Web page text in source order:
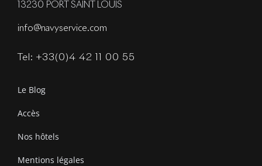
13230 PORT SAINT LOUIS
info@navyservice.com
Tel: +33(0)4 42 11 00 55
Le Blog
Accès
Nos hôtels
Mentions légales